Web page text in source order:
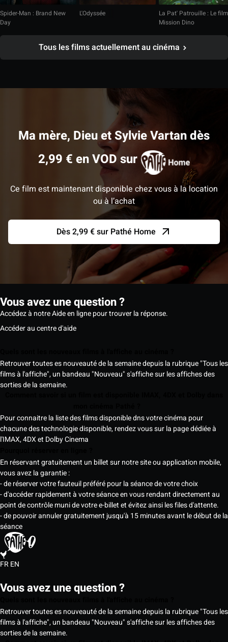
Spider-Man : Brand New
Day
L'Odyssée
La Pat' Patrouille : Le film
Mission Dino
Tous les films actuellement au cinéma
Ma mère, Dieu et Sylvie Vartan dès
2,99 € en VOD sur
Ce film est maintenant disponible chez vous à la location
ou à l’achat
Dès 2,99 € sur Pathé Home
Vous avez une question ?
Accédez à notre Aide en ligne pour trouver la réponse.
Accéder au centre d'aide
Retrouver toutes es nouveauté de la semaine depuis la rubrique "Tous les
films à l'affiche", un bandeau "Nouveau" s'affiche sur les affiches des
sorties de la semaine.
Pour connaitre la liste des films disponible dns votre cinéma pour
chacune des technologie disponible, rendez vous sur la page dédiée à
l'IMAX, 4DX et Dolby Cinema
En réservant gratuitement un billet sur notre site ou application mobile,
vous avez la garantie :
- de réserver votre fauteuil préféré pour la séance de votre choix
- d'accéder rapidement à votre séance en vous rendant directement au
point de contrôle muni de votre e-billet et évitez ainsi les files d'attente.
- de pouvoir annuler gratuitement jusqu'à 15 minutes avant le début de la
séance
FREN
Vous avez une question ?
Retrouver toutes es nouveauté de la semaine depuis la rubrique "Tous les
films à l'affiche", un bandeau "Nouveau" s'affiche sur les affiches des
sorties de la semaine.